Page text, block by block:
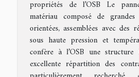
propriétés de l’OSB Le
matériau composé de
orientées, assemblées avec des
sous haute pression et
confère à l’OSB une structure
excellente répartition des